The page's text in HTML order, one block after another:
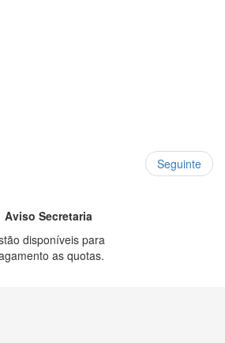
Seguinte
Aviso Secretaria
disponíveis para
as quotas.